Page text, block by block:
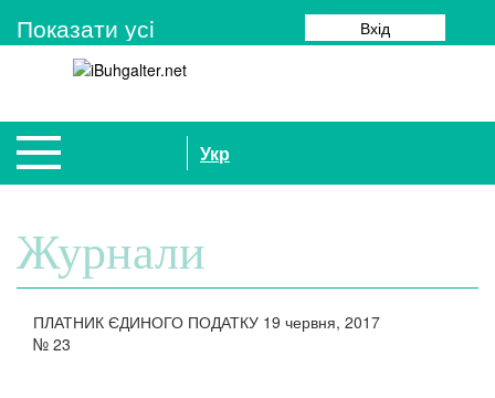
Показати усi Вхід
Укр
Журнали
ПЛАТНИК ЄДИНОГО ПОДАТКУ 19 червня, 2017
№ 23